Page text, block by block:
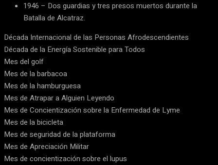
1946 – Dos guardias y tres presos muertos durante la
Batalla de Alcatraz.
Década Internacional de las Personas Afrodescendientes
Década de la Energía Sostenible para Todos
Mes del golf
Mes de la barbacoa
Mes de la hamburguesa
Mes de Atrapar a Alguien Leyendo
Mes de Concientización sobre la Enfermedad de Lyme
Mes de la bicicleta
Mes de seguridad de la plataforma
Mes de Apreciación Militar
Mes de concientización sobre el lupus